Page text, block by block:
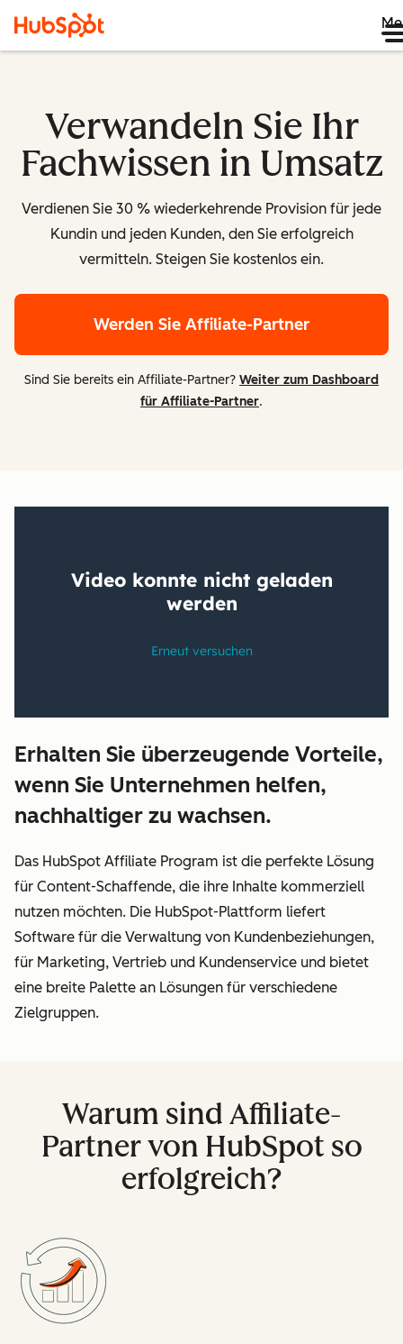
Verwandeln Sie Ihr
Fachwissen in Umsatz
Verdienen Sie 30 % wiederkehrende Provision für jede
Kundin und jeden Kunden, den Sie erfolgreich
vermitteln. Steigen Sie kostenlos ein.
Werden Sie Affiliate-Partner
Sind Sie bereits ein Affiliate-Partner? Weiter zum Dashboard
für Affiliate-Partner.
Erhalten Sie überzeugende Vorteile,
wenn Sie Unternehmen helfen,
nachhaltiger zu wachsen.
Das HubSpot Affiliate Program ist die perfekte Lösung
für Content-Schaffende, die ihre Inhalte kommerziell
nutzen möchten. Die HubSpot-Plattform liefert
Software für die Verwaltung von Kundenbeziehungen,
für Marketing, Vertrieb und Kundenservice und bietet
eine breite Palette an Lösungen für verschiedene
Zielgruppen.
Warum sind Affiliate-
Partner von HubSpot so
erfolgreich?